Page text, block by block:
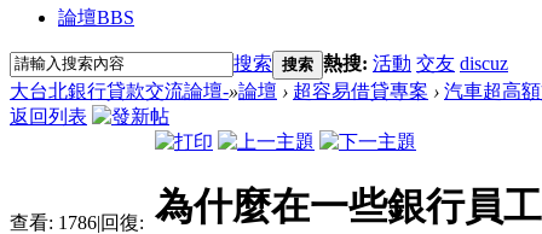
論壇BBS
搜索 搜索 熱搜: 活動 交友 discuz
大台北銀行貸款交流論壇-»論壇 › 超容易借貸專案 › 汽車超高
返回列表
查看: 1786|回復: 為什麼在一些銀行員